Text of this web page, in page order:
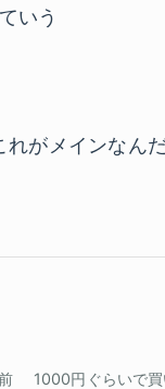
いう
がメインなん
1000円ぐらいで